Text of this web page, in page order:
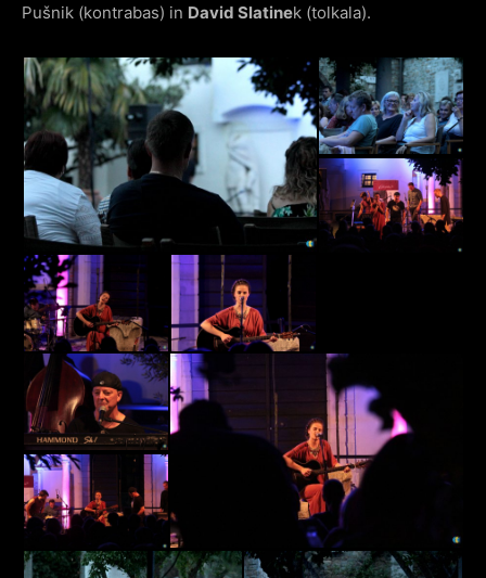
Pušnik (kontrabas) in David Slatinek (tolkala).